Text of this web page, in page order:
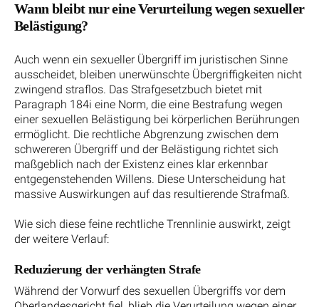
Wann bleibt nur eine Verurteilung wegen sexueller
Belästigung?
Auch wenn ein sexueller Übergriff im juristischen Sinne
ausscheidet, bleiben unerwünschte Übergriffigkeiten nicht
zwingend straflos. Das Strafgesetzbuch bietet mit
Paragraph 184i eine Norm, die eine Bestrafung wegen
einer sexuellen Belästigung bei körperlichen Berührungen
ermöglicht. Die rechtliche Abgrenzung zwischen dem
schwereren Übergriff und der Belästigung richtet sich
maßgeblich nach der Existenz eines klar erkennbar
entgegenstehenden Willens. Diese Unterscheidung hat
massive Auswirkungen auf das resultierende Strafmaß.
Wie sich diese feine rechtliche Trennlinie auswirkt, zeigt
der weitere Verlauf:
Reduzierung der verhängten Strafe
Während der Vorwurf des sexuellen Übergriffs vor dem